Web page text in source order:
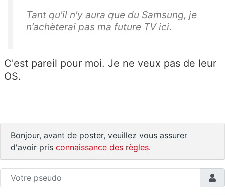
Tant qu'il n'y aura que du Samsung, je
n’achèterai pas ma future TV ici.
C'est pareil pour moi. Je ne veux pas de leur
OS.
Bonjour, avant de poster, veuillez vous assurer
d'avoir pris connaissance des règles.